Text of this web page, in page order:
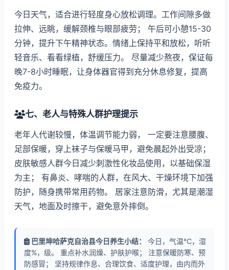
今日天气，适合进行轻度身心放松调理。工作间隙多做
拉伸、远眺，缓解颈椎与眼部疲劳； 午后可小憩15-30
分钟，提升下午精神状态。情绪上保持平和放松，听听
轻音乐、看看绿植，舒缓压力。 尽量减少熬夜，保证每
晚7-8小时睡眠，让身体器官得到充分休息修复，提高
免疫力。
七、老人与特殊人群护理提示
老年人代谢较慢，体温调节能力弱， 一定要注意腰腹、
足部保暖，穿上袜子与保暖马甲，避免晨起外出受凉；
皮肤敏感人群今日减少刺激性化妆品使用，以基础保湿
为主； 有鼻炎、哮喘的人群，在风大、干燥环境下加强
防护，随身携带常用药物。 居家注意防滑，尤其是潮湿
天气，地面及时擦干，避免意外摔倒。
巴里坤哈萨克自治县今日养生小结：
今日，气温℃，湿
度%，级。 重点补水润燥、护肤护喉； 注意保暖防寒、预
防感冒； 坚持规律作息、合理饮食、适度护理，由内而外